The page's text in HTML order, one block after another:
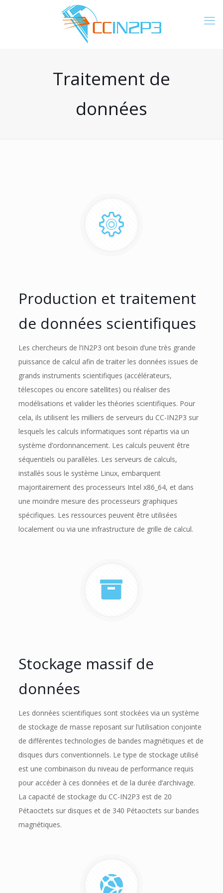
Traitement de
données
Production et traitement
de données scientifiques
Les chercheurs de l’IN2P3 ont besoin d’une très grande
puissance de calcul afin de traiter les données issues de
grands instruments scientifiques (accélérateurs,
télescopes ou encore satellites) ou réaliser des
modélisations et valider les théories scientifiques. Pour
cela, ils utilisent les milliers de serveurs du CC-IN2P3 sur
lesquels les calculs informatiques sont répartis via un
système d’ordonnancement. Les calculs peuvent être
séquentiels ou parallèles. Les serveurs de calculs,
installés sous le système Linux, embarquent
majoritairement des processeurs Intel x86_64, et dans
une moindre mesure des processeurs graphiques
spécifiques. Les ressources peuvent être utilisées
localement ou via une infrastructure de grille de calcul.
Stockage massif de
données
Les données scientifiques sont stockées via un système
de stockage de masse reposant sur l’utilisation conjointe
de différentes technologies de bandes magnétiques et de
disques durs conventionnels. Le type de stockage utilisé
est une combinaison du niveau de performance requis
pour accéder à ces données et de la durée d’archivage.
La capacité de stockage du CC-IN2P3 est de 20
Pétaoctets sur disques et de 340 Pétaoctets sur bandes
magnétiques.